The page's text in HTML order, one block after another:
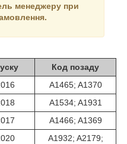
менеджеру при
Код позаду
A1465; A1370
A1534; A1931
A1466; A1369
A1932; A2179;